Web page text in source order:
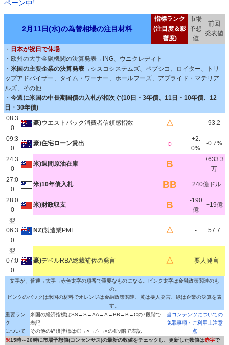
ペーン中!
2月11日(水)の為替相場の注目材料
指標ランク
(注目度＆影
響度)
市場
予想
値
前回
発表値
・ 日本が祝日で休場
・欧州の大手金融機関の決算発表→ING、ウニクレディト
・ 米国の主要企業の決算発表→シスコシステムズ、ペプシコ、ロイター、トリ
ップアドバイザー、タイム・ワーナー、ホールフーズ、アプライド・マテリア
ルズ、その他
・ 今週に米国の中長期国債の入札が相次ぐ(10日・3年債、11日・10年債、12
日・30年債)
08:3
0
豪)ウエストパック消費者信頼感指数 △ - 93.2
09:3
0
豪)住宅ローン貸出 ○
+2.
0%
-0.7%
24:3
0
米)週間原油在庫 B -
+633.3
万
27:0
0
米)10年債入札 BB 240億ドル
28:0
0
米)財政収支 B
-190
億
+19億
翌
06:3
0
NZ)製造業PMI △ - 57.7
翌
07:0
0
豪)デベルRBA総裁補佐の発言 △ 要人発言
文字が、普通→太字→赤色太字の順番で重要なものになる。ピンク太字は金融政策関連のも
の。
ピンクのバックは米国の材料でオレンジは金融政策関連、黄は要人発言、緑は企業の決算を表
す。
重要ラン
ク
について
米国の経済指標はSS→S→AA→A→BB→B→Cの7段階で
表記
その他の経済指標は◎→○→△→×の4段階で表記
当コンテンツについての
免罪事項・ご利用上注意
点
※15時～20時に市場予想値(コンセンサス)の最新の数値をチェックし、更新した数値は赤字で